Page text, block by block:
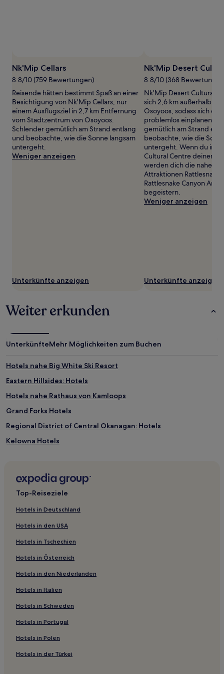
zusätzliche
Bedingungen
gelten.
Nk'Mip Cellars
8.8/10 (759 Bewertungen)
Reisende hätten bestimmt Spaß an einer
Besichtigung von Nk'Mip Cellars, nur
einem Ausflugsziel in 2,7 km Entfernung
vom Stadtzentrum von Osoyoos.
Schlender gemütlich am Strand entlang
und beobachte, wie die Sonne langsam
untergeht.
Weniger anzeigen
Unterkünfte anzeigen
Nk'Mip Desert
8.8/10 (368
Nk'Mip Desert Cultural
sich 2,6 km außerhalb
Osoyoos, sodass sich
problemlos einplanen
gemütlich am Strand
beobachte, wie die
untergeht. Wenn du in
Cultural Centre deinen
werden dich die
Attraktionen Rattlesnake
Rattlesnake Canyon
begeistern.
Weniger anzeigen
Unterkünfte anzeigen
Weiter erkunden
UnterkünfteMehr Möglichkeiten zum Buchen
Hotels nahe Big White Ski Resort
Eastern Hillsides: Hotels
Hotels nahe Rathaus von Kamloops
Grand Forks Hotels
Regional District of Central Okanagan: Hotels
Kelowna Hotels
The Edge: Hotels
Hotels nahe Kamloops Museum and Archives
Hotels nahe Sandpiper Golf Club
Hotels nahe Manning Park Visitor Centre
Hotels nahe Minter Gardens
Hotels nahe McDonald Creek Provincial Park
Hotels nahe Manning Provincial Park
Valleyview: Hotels
Lemon Creek Hotels
Hotels nahe Weingut Bench 1775 Winery
Top-Reiseziele
Hotels in Deutschland
Hotels in den USA
Hotels in Tschechien
Hotels in Österreich
Hotels in den Niederlanden
Hotels in Italien
Hotels in Schweden
Hotels in Portugal
Hotels in Polen
Hotels in der Türkei